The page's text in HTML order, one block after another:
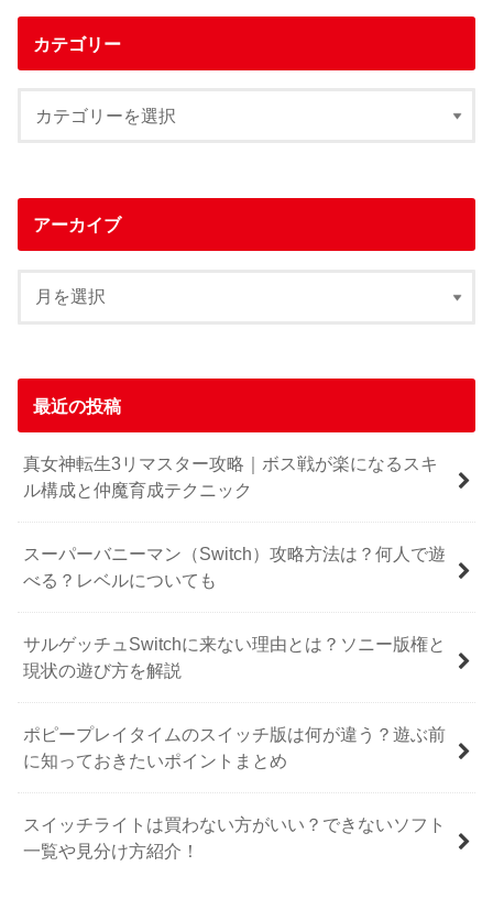
カテゴリー
アーカイブ
最近の投稿
真女神転生3リマスター攻略｜ボス戦が楽になるスキ
ル構成と仲魔育成テクニック
スーパーバニーマン（Switch）攻略方法は？何人で遊
べる？レベルについても
サルゲッチュSwitchに来ない理由とは？ソニー版権と
現状の遊び方を解説
ポピープレイタイムのスイッチ版は何が違う？遊ぶ前
に知っておきたいポイントまとめ
スイッチライトは買わない方がいい？できないソフト
一覧や見分け方紹介！